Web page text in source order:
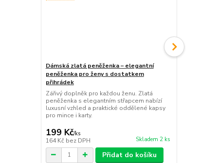
Dámská zlatá peněženka – elegantní
peněženka pro ženy s dostatkem
přihrádek
Zářivý doplněk pro každou ženu. Zlatá
peněženka s elegantním střapcem nabízí
luxusní vzhled a praktické oddělené kapsy
pro mince i karty.
199 Kč/ks
164 Kč bez DPH Skladem 2 ks
Přidat do košíku